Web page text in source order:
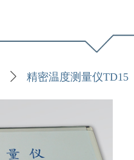
ꄲ 精密温度测量仪TD15